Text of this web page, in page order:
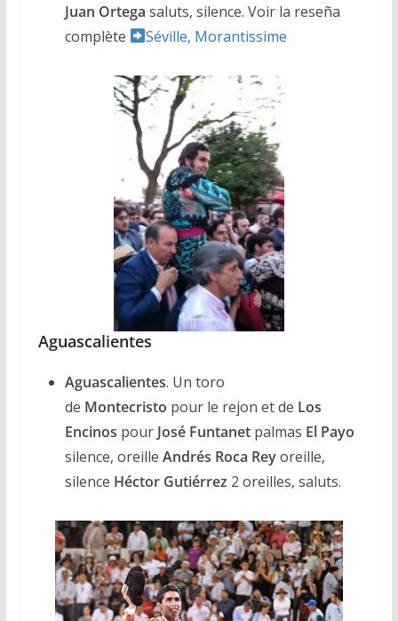
Juan Ortega saluts, silence. Voir la reseña
complète
Séville, Morantissime
Aguascalientes
Aguascalientes. Un toro
de Montecristo pour le rejon et de Los
Encinos pour José Funtanet palmas El Payo
silence, oreille Andrés Roca Reyoreille,
silence Héctor Gutiérrez 2 oreilles, saluts.